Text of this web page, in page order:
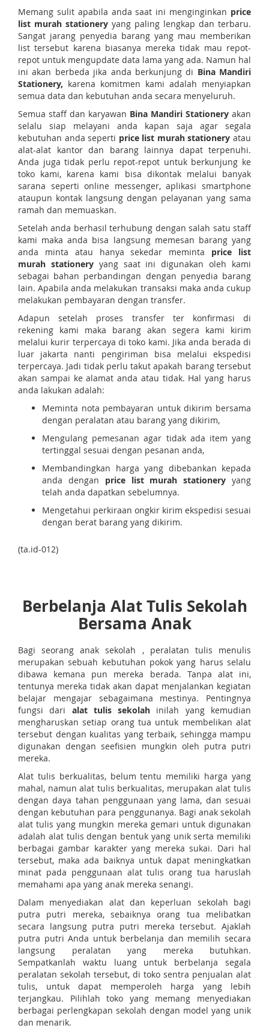
Memang sulit apabila anda saat ini menginginkan price
list murah stationery yang paling lengkap dan terbaru.
Sangat jarang penyedia barang yang mau memberikan
list tersebut karena biasanya mereka tidak mau repot-
repot untuk mengupdate data lama yang ada. Namun hal
ini akan berbeda jika anda berkunjung di Bina Mandiri
Stationery, karena komitmen kami adalah menyiapkan
semua data dan kebutuhan anda secara menyeluruh.
Semua staff dan karyawan Bina Mandiri Stationery akan
selalu siap melayani anda kapan saja agar segala
kebutuhan anda seperti price list murah stationeryatau
alat-alat kantor dan barang lainnya dapat terpenuhi.
Anda juga tidak perlu repot-repot untuk berkunjung ke
toko kami, karena kami bisa dikontak melalui banyak
sarana seperti online messenger, aplikasi smartphone
ataupun kontak langsung dengan pelayanan yang sama
ramah dan memuaskan.
Setelah anda berhasil terhubung dengan salah satu staff
kami maka anda bisa langsung memesan barang yang
anda minta atau hanya sekedar meminta price list
murah stationery yang saat ini digunakan oleh kami
sebagai bahan perbandingan dengan penyedia barang
lain. Apabila anda melakukan transaksi maka anda cukup
melakukan pembayaran dengan transfer.
Adapun setelah proses transfer ter konfirmasi di
rekening kami maka barang akan segera kami kirim
melalui kurir terpercaya di toko kami. Jika anda berada di
luar jakarta nanti pengiriman bisa melalui ekspedisi
terpercaya. Jadi tidak perlu takut apakah barang tersebut
akan sampai ke alamat anda atau tidak. Hal yang harus
anda lakukan adalah:
Meminta nota pembayaran untuk dikirim bersama
dengan peralatan atau barang yang dikirim,
Mengulang pemesanan agar tidak ada item yang
tertinggal sesuai dengan pesanan anda,
Membandingkan harga yang dibebankan kepada
anda dengan price list murah stationeryyang
telah anda dapatkan sebelumnya.
Mengetahui perkiraan ongkir kirim ekspedisi sesuai
dengan berat barang yang dikirim.
(ta.id-012)
Berbelanja Alat Tulis Sekolah
Bersama Anak
Bagi seorang anak sekolah , peralatan tulis menulis
merupakan sebuah kebutuhan pokok yang harus selalu
dibawa kemana pun mereka berada. Tanpa alat ini,
tentunya mereka tidak akan dapat menjalankan kegiatan
belajar mengajar sebagaimana mestinya. Pentingnya
fungsi dari alat tulis sekolah inilah yang kemudian
mengharuskan setiap orang tua untuk membelikan alat
tersebut dengan kualitas yang terbaik, sehingga mampu
digunakan dengan seefisien mungkin oleh putra putri
mereka.
Alat tulis berkualitas, belum tentu memiliki harga yang
mahal, namun alat tulis berkualitas, merupakan alat tulis
dengan daya tahan penggunaan yang lama, dan sesuai
dengan kebutuhan para penggunanya. Bagi anak sekolah
alat tulis yang mungkin mereka gemari untuk digunakan
adalah alat tulis dengan bentuk yang unik serta memiliki
berbagai gambar karakter yang mereka sukai. Dari hal
tersebut, maka ada baiknya untuk dapat meningkatkan
minat pada penggunaan alat tulis orang tua haruslah
memahami apa yang anak mereka senangi.
Dalam menyediakan alat dan keperluan sekolah bagi
putra putri mereka, sebaiknya orang tua melibatkan
secara langsung putra putri mereka tersebut. Ajaklah
putra putri Anda untuk berbelanja dan memilih secara
langsung peralatan yang mereka butuhkan.
Sempatkanlah waktu luang untuk berbelanja segala
peralatan sekolah tersebut, di toko sentra penjualan alat
tulis, untuk dapat memperoleh harga yang lebih
terjangkau. Pilihlah toko yang memang menyediakan
berbagai perlengkapan sekolah dengan model yang unik
dan menarik.